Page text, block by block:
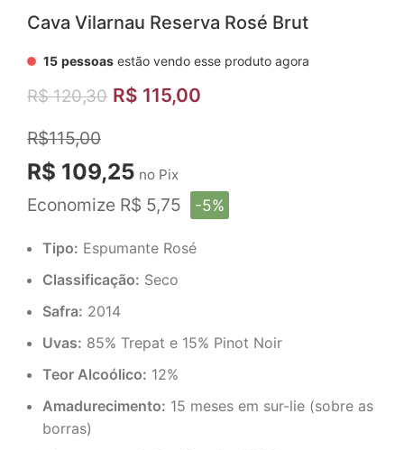
Cava Vilarnau Reserva Rosé Brut
15 pessoas estão vendo esse produto agora
R$120,30 R$ 115,00
R$115,00
R$ 109,25 no Pix
Economize R$ 5,75 -5%
Tipo: Espumante Rosé
Classificação: Seco
Safra: 2014
Uvas: 85% Trepat e 15% Pinot Noir
Teor Alcoólico: 12%
Amadurecimento: 15 meses em sur-lie (sobre as
borras)